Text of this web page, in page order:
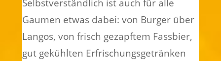
Selbstverständlich ist auch für alle
Gaumen etwas dabei: von Burger über
Langos, von frisch gezapftem Fassbier,
gut gekühlten Erfrischungsgetränken